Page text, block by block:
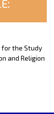
the Study
and Religion